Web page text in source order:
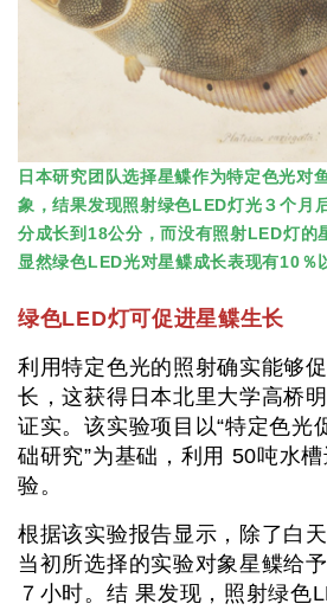
日本研究团队选择星鲽作为特定色光对
象，结果发现照射绿色LED灯光３个月
分成长到18公分，而没有照射LED灯的
显然绿色LED光对星鲽成长表现有10％
绿色LED灯可促进星鲽生长
利用特定色光的照射确实能够
长，这获得日本北里大学高桥
证实。该实验项目以“特定色光
础研究”为基础，利用 50吨水
验。
根据该实验报告显示，除了白
当初所选择的实验对象星鲽给
７小时。结 果发现，照射绿色